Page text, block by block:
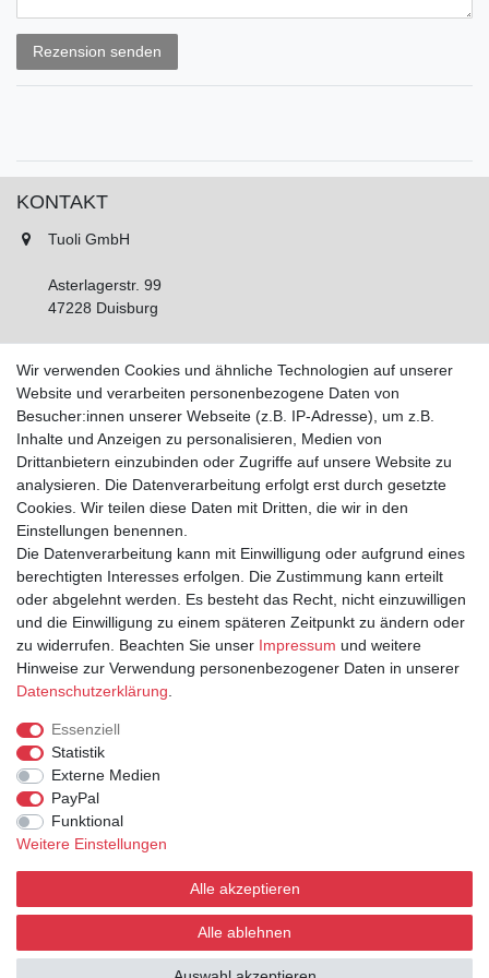
Rezension senden
KONTAKT
Tuoli GmbH
Asterlagerstr. 99
47228 Duisburg
Fax: 02065 893452
Montag - Freitag, 11:00 - 16:00 Uhr
Samstags nach Vereinbarung!
IHR KONTO
Anmelden
Registrieren
INFORMATIONEN
Versand & Lieferung
Zahlarten
Kontakt
AGB
Datenschutz
Wir verwenden Cookies und ähnliche Technologien auf unserer
Website und verarbeiten personenbezogene Daten von
Besucher:innen unserer Webseite (z.B. IP-Adresse), um z.B.
Inhalte und Anzeigen zu personalisieren, Medien von
Drittanbietern einzubinden oder Zugriffe auf unsere Website zu
analysieren. Die Datenverarbeitung erfolgt erst durch gesetzte
Cookies. Wir teilen diese Daten mit Dritten, die wir in den
Einstellungen benennen.
Die Datenverarbeitung kann mit Einwilligung oder aufgrund eines
berechtigten Interesses erfolgen. Die Zustimmung kann erteilt
oder abgelehnt werden. Es besteht das Recht, nicht einzuwilligen
und die Einwilligung zu einem späteren Zeitpunkt zu ändern oder
zu widerrufen. Beachten Sie unser Impressum und weitere
Hinweise zur Verwendung personenbezogener Daten in unserer
Daten­schutz­erklärung
Essenziell
Statistik
Externe Medien
PayPal
Funktional
Weitere Einstellungen
Alle akzeptieren
Alle ablehnen